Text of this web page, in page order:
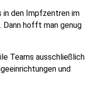
in den Impfzentren im
Dann hofft man genug
Teams ausschließlich
und